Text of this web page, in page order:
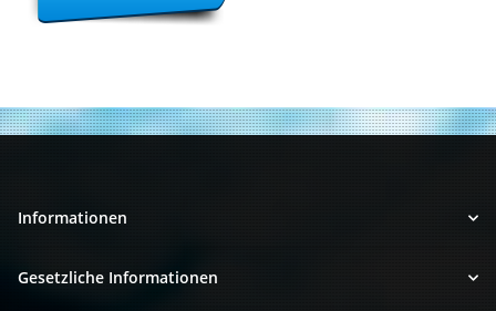
Informationen
Gesetzliche Informationen